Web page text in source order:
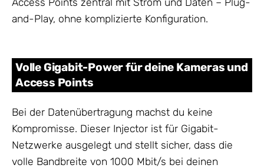
Access Points zentral mit Strom und Daten – Plug-
and-Play, ohne komplizierte Konfiguration.
Volle Gigabit-Power für deine Kameras und
Access Points
Bei der Datenübertragung machst du keine
Kompromisse. Dieser Injector ist für Gigabit-
Netzwerke ausgelegt und stellt sicher, dass die
volle Bandbreite von 1000 Mbit/s bei deinen